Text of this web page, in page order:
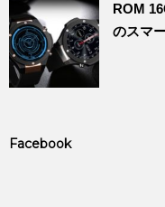
ROM
のスマ
Facebook